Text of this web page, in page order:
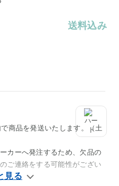
送料込み
商品を発送いたします。（土
カーへ発注するため、欠品の
ご連絡をする可能性がござい